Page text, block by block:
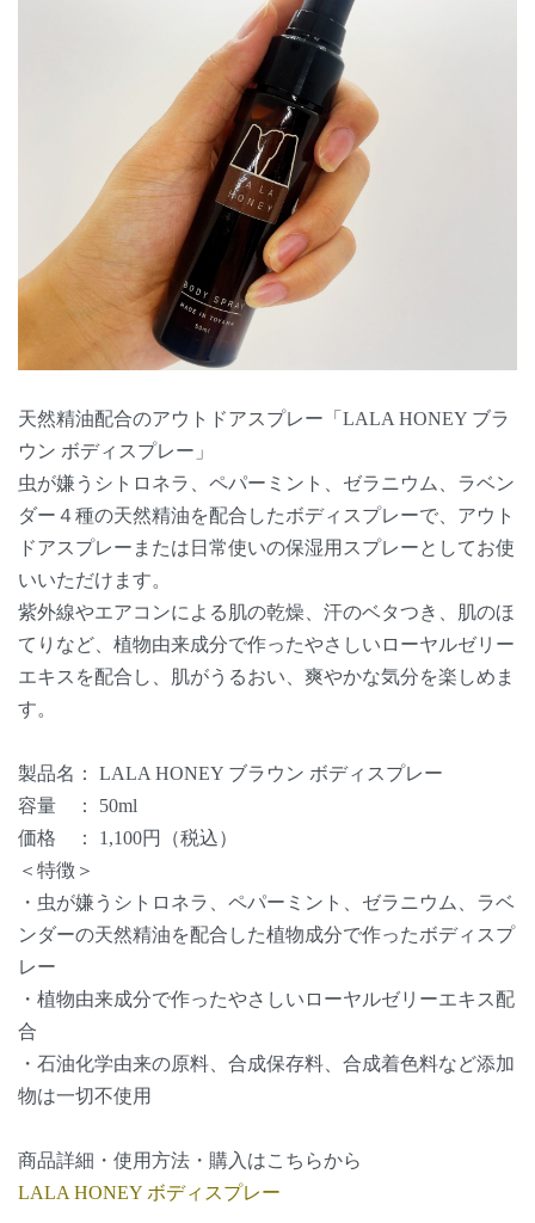
天然精油配合のアウトドアスプレー「LALA HONEY ブラ
ウン ボディスプレー」
虫が嫌うシトロネラ、ペパーミント、ゼラニウム、ラベン
ダー４種の天然精油を配合したボディスプレーで、アウト
ドアスプレーまたは日常使いの保湿用スプレーとしてお使
いいただけます。
紫外線やエアコンによる肌の乾燥、汗のベタつき、肌のほ
てりなど、植物由来成分で作ったやさしいローヤルゼリー
エキスを配合し、肌がうるおい、爽やかな気分を楽しめま
す。
製品名： LALA HONEY ブラウン ボディスプレー
容量 ： 50ml
価格 ： 1,100円（税込）
＜特徴＞
・虫が嫌うシトロネラ、ペパーミント、ゼラニウム、ラベ
ンダーの天然精油を配合した植物成分で作ったボディスプ
レー
・植物由来成分で作ったやさしいローヤルゼリーエキス配
合
・石油化学由来の原料、合成保存料、合成着色料など添加
物は一切不使用
商品詳細・使用方法・購入はこちらから
LALA HONEY ボディスプレー